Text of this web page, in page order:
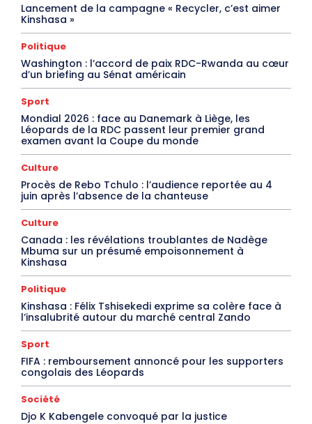
Lancement de la campagne « Recycler, c’est aimer
Kinshasa »
Politique
Washington : l’accord de paix RDC-Rwanda au cœur
d’un briefing au Sénat américain
Sport
Mondial 2026 : face au Danemark à Liège, les
Léopards de la RDC passent leur premier grand
examen avant la Coupe du monde
Culture
Procès de Rebo Tchulo : l’audience reportée au 4
juin après l’absence de la chanteuse
Culture
Canada : les révélations troublantes de Nadège
Mbuma sur un présumé empoisonnement à
Kinshasa
Politique
Kinshasa : Félix Tshisekedi exprime sa colère face à
l’insalubrité autour du marché central Zando
Sport
FIFA : remboursement annoncé pour les supporters
congolais des Léopards
Société
Djo K Kabengele convoqué par la justice